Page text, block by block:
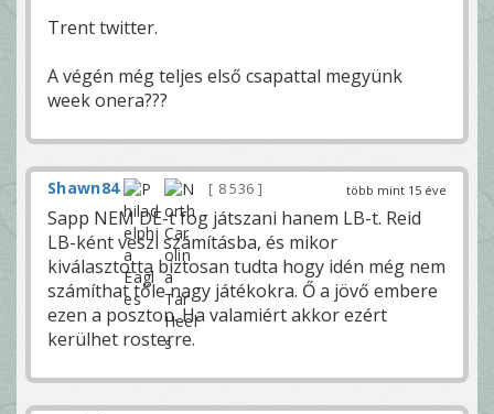
Trent twitter.
A végén még teljes első csapattal megyünk
week onera???
több mint 15 éve
Shawn84 8 536
Sapp NEM DE-t fog játszani hanem LB-t. Reid
LB-ként veszi számításba, és mikor
kiválasztotta biztosan tudta hogy idén még nem
számíthat tőle nagy játékokra. Ő a jövő embere
ezen a poszton. Ha valamiért akkor ezért
kerülhet rosterre.